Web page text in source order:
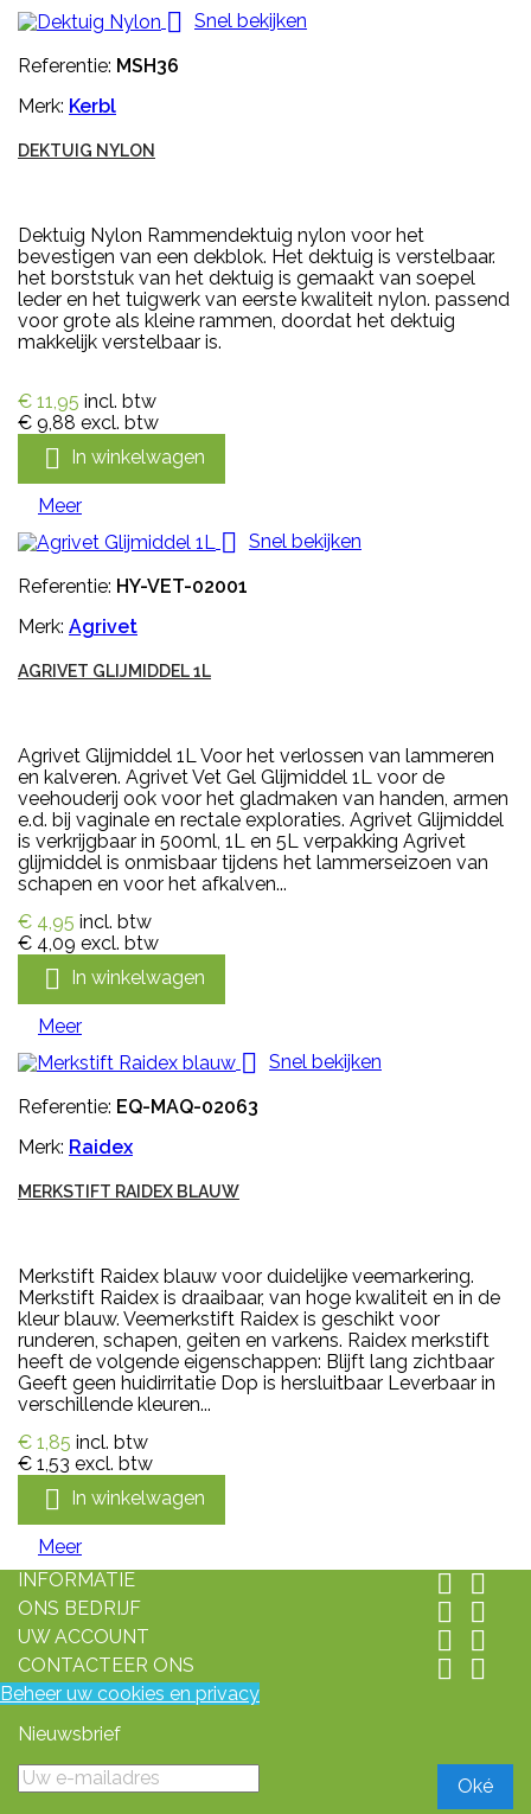
 Snel bekijken
Referentie: MSH36
Merk: Kerbl
DEKTUIG NYLON
Dektuig Nylon Rammendektuig nylon voor het
bevestigen van een dekblok. Het dektuig is verstelbaar.
het borststuk van het dektuig is gemaakt van soepel
leder en het tuigwerk van eerste kwaliteit nylon. passend
voor grote als kleine rammen, doordat het dektuig
makkelijk verstelbaar is.
€ 11,95 incl. btw
€ 9,88 excl. btw
 In winkelwagen
Meer
 Snel bekijken
Referentie: HY-VET-02001
Merk: Agrivet
AGRIVET GLIJMIDDEL 1L
Agrivet Glijmiddel 1L Voor het verlossen van lammeren
en kalveren. Agrivet Vet Gel Glijmiddel 1L voor de
veehouderij ook voor het gladmaken van handen, armen
e.d. bij vaginale en rectale exploraties. Agrivet Glijmiddel
is verkrijgbaar in 500ml, 1L en 5L verpakking Agrivet
glijmiddel is onmisbaar tijdens het lammerseizoen van
schapen en voor het afkalven...
€ 4,95 incl. btw
€ 4,09 excl. btw
 In winkelwagen
Meer
 Snel bekijken
Referentie: EQ-MAQ-02063
Merk: Raidex
MERKSTIFT RAIDEX BLAUW
Merkstift Raidex blauw voor duidelijke veemarkering.
Merkstift Raidex is draaibaar, van hoge kwaliteit en in de
kleur blauw. Veemerkstift Raidex is geschikt voor
runderen, schapen, geiten en varkens. Raidex merkstift
heeft de volgende eigenschappen: Blijft lang zichtbaar
Geeft geen huidirritatie Dop is hersluitbaar Leverbaar in
verschillende kleuren...
€ 1,85 incl. btw
€ 1,53 excl. btw
 In winkelwagen
Meer
INFORMATIE
 
ONS BEDRIJF  
UW ACCOUNT  
CONTACTEER ONS  
Beheer uw cookies en privacy
Nieuwsbrief